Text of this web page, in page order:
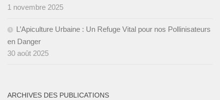
1 novembre 2025
L’Apiculture Urbaine : Un Refuge Vital pour nos Pollinisateurs
en Danger
30 août 2025
ARCHIVES DES PUBLICATIONS